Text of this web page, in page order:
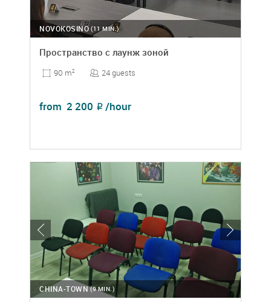
(11 MIN.)
NOVOKOSINO
Пространство с лаунж зоной
90 m2 24 guests
from 2 200 ₽ /hour
(9 MIN.)
CHINA-TOWN